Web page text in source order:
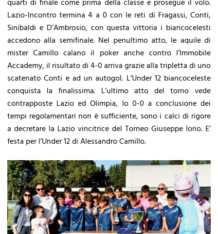
Lazio-Incontro termina 4 a 0 con le reti di Fragassi, Conti,
Sinibaldi e D’Ambrosio, con questa vittoria i biancocelesti
accedono alla semifinale. Nel penultimo atto, le aquile di
mister Camillo calano il poker anche contro l’Immobile
Accademy, il risultato di 4-0 arriva grazie alla tripletta di uno
scatenato Conti e ad un autogol. L’Under 12 biancoceleste
conquista la finalissima. L’ultimo atto del torno vede
contrapposte Lazio ed Olimpia, lo 0-0 a conclusione dei
tempi regolamentari non è sufficiente, sono i calci di rigore
a decretare la Lazio vincitrice del Torneo Giuseppe Iorio. E’
festa per l’Under 12 di Alessandro Camillo.